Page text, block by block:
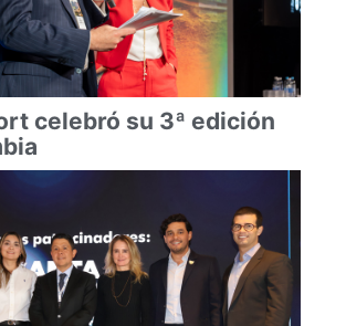
celebró su 3ª edición